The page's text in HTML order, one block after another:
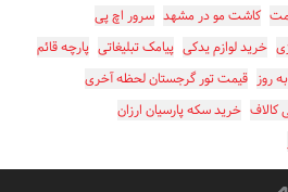
کاشت مو در مشهد سرور اچ پی
خرید لوازم یدکی پیامک تبلیغاتی پارچه قائم
روز قیمت تور گرجستان لحظه آخری
کالاف خرید سکه پارسیان ارزان